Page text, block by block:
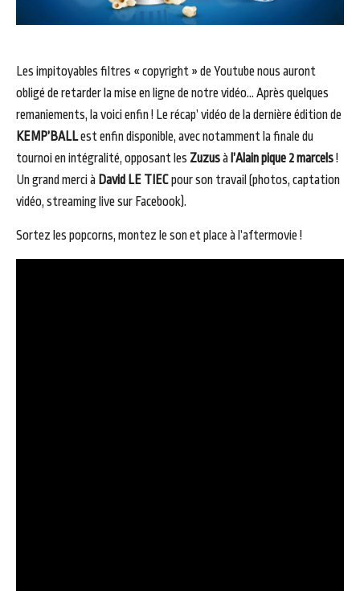
Les impitoyables filtres « copyright » de Youtube nous auront
obligé de retarder la mise en ligne de notre vidéo… Après quelques
remaniements, la voici enfin ! Le récap’ vidéo de la dernière édition de
KEMP’BALLest enfin disponible, avec notamment la finale du
tournoi en intégralité, opposant les Zuzusà l’Alain pique 2 marcels!
Un grand merci à David LE TIECpour son travail (photos, captation
vidéo, streaming live sur Facebook).
Sortez les popcorns, montez le son et place à l’aftermovie !